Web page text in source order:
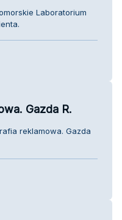
Laboratorium
Gazda R.
reklamowa. Gazda